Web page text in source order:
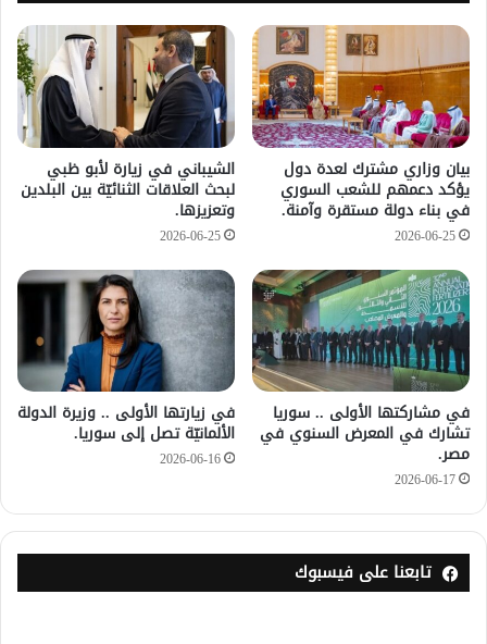
بيان وزاري مشترك لعدة دول
يؤكد دعمهم للشعب السوري
في بناء دولة مستقرة وآمنة.
2026-06-25
الشيباني في زيارة لأبو ظبي
لبحث العلاقات الثنائيّة بين البلدين
وتعزيزها.
2026-06-25
في مشاركتها الأولى .. سوريا
تشارك في المعرض السنوي في
مصر.
2026-06-17
في زيارتها الأولى .. وزيرة الدولة
الألمانيّة تصل إلى سوريا.
2026-06-16
تابعنا على فيسبوك